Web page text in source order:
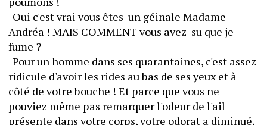
-Oui c'est vrai vous êtes  un géinale Madame
Andréa ! MAIS COMMENT vous avez  su que je
fume ?
-Pour un homme dans ses quarantaines, c'est assez
ridicule d'avoir les rides au bas de ses yeux et à
côté de votre bouche ! Et parce que vous ne
pouviez même pas remarquer l'odeur de l'ail
présente dans votre corps, votre odorat a diminué,